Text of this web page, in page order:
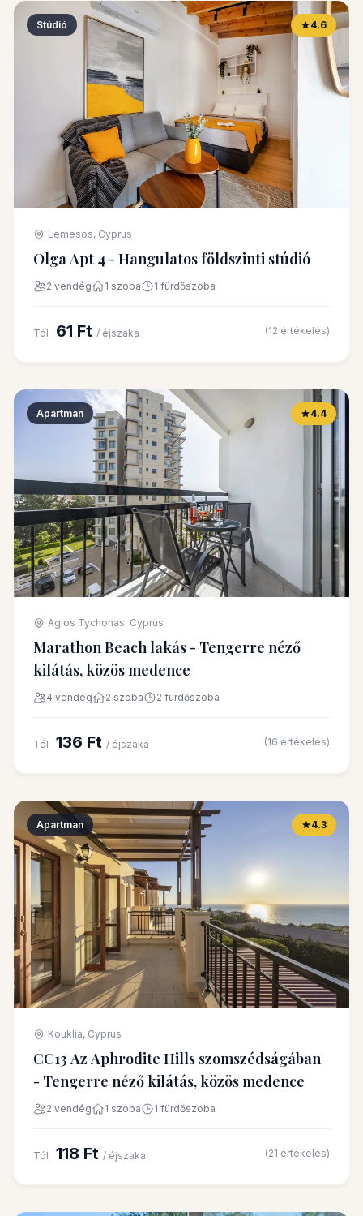
Stúdió 4.6
Lemesos, Cyprus
Olga Apt 4 - Hangulatos földszinti stúdió
2 vendég 1 szoba 1 fürdőszoba
Tól 61 Ft / éjszaka (12 értékelés)
Apartman 4.4
Agios Tychonas, Cyprus
Marathon Beach lakás - Tengerre néző
kilátás, közös medence
4 vendég 2 szoba 2 fürdőszoba
Tól 136 Ft / éjszaka (16 értékelés)
Apartman 4.3
Kouklia, Cyprus
CC13 Az Aphrodite Hills szomszédságában
- Tengerre néző kilátás, közös medence
2 vendég 1 szoba 1 fürdőszoba
Tól 118 Ft / éjszaka (21 értékelés)